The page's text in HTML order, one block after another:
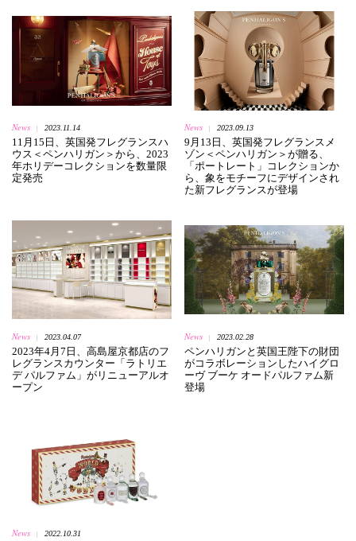
News 2023.11.14
11月15日、英国発フレグランスハ
ウス＜ペンハリガン＞から、2023
年ホリデーコレクションを数量限
定発売
News 2023.09.13
9月13日、英国発フレグランスメ
ゾン＜ペンハリガン＞が贈る、
「ポートレート」コレクションか
ら、象をモチーフにデザインされ
た新フレグランスが登場
News | 2023.04.07
2023年4月7日、高島屋京都店のフ
レグランスカウンター「ラトリエ
デ パルファム」がリニューアルオ
ープン
News | 2023.02.28
ペンハリガンと英国王陛下の財団
がコラボレーションしたハイグロ
ーヴ ブーケ オードパルファム新
登場
News 2022.10.31